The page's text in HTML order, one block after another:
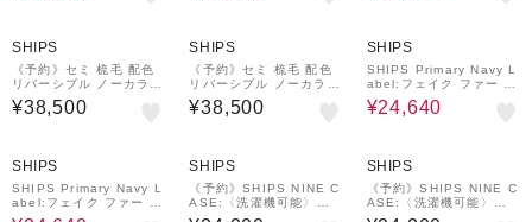
SHIPS
《予約》セミ 梳毛 配色
リバーシブル ノーカラー
コート
¥38,500
SHIPS
《予約》セミ 梳毛 配色
リバーシブル ノーカラー
コート
¥38,500
SHIPS
SHIPS Primary Navy L
abel:フェイク ファー ノ
ーカラー ハーフ コート
¥24,640
SHIPS
SHIPS Primary Navy L
abel:フェイク ファー ノ
ーカラー ハーフ コート
SHIPS
《予約》SHIPS NINE C
ASE:〈洗濯機可能〉カ
バーオール
SHIPS
《予約》SHIPS NINE C
ASE:〈洗濯機可能〉カ
バーオール